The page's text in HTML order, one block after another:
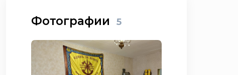
Фотографии 5